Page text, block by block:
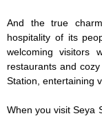
And the true
hospitality of its
welcoming visitors
restaurants and
Station, entertaining
When you visit Seya